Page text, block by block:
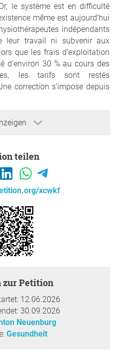
le système est en difficulté
même est aujourd’hui
indépendants
leur travail ni subvenir aux
que les frais d’exploitation
d’environ 30 % au cours des
les tarifs sont restés
correction s’impose depuis
au directeur de la santé du
des tarifs en cours et de
appropriée et couvrant
demandons :
renforce la physiothérapie
d'au moins 30 %. Cela
de physiothérapie de couvrir
et de verser des salaires
l’offre:
le nombre d’opérations,
favorise l’autonomie
teilen
xcwkf
zur Petition
12.06.2026
30.09.2026
Neuenburg
Gesundheit